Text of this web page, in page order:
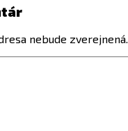
nebude zverejnená.